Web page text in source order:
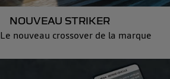
NOUVEAU STRIKER
Le nouveau crossover de la marque